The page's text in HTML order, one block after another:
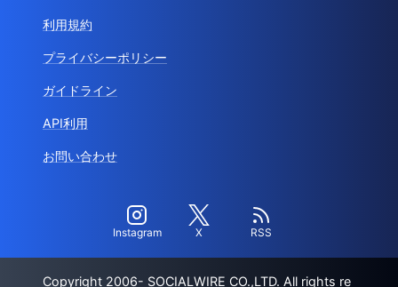
利用規約
プライバシーポリシー
ガイドライン
API利用
お問い合わせ
Instagram X RSS
Copyright 2006- SOCIALWIRE CO.,LTD. All rights re